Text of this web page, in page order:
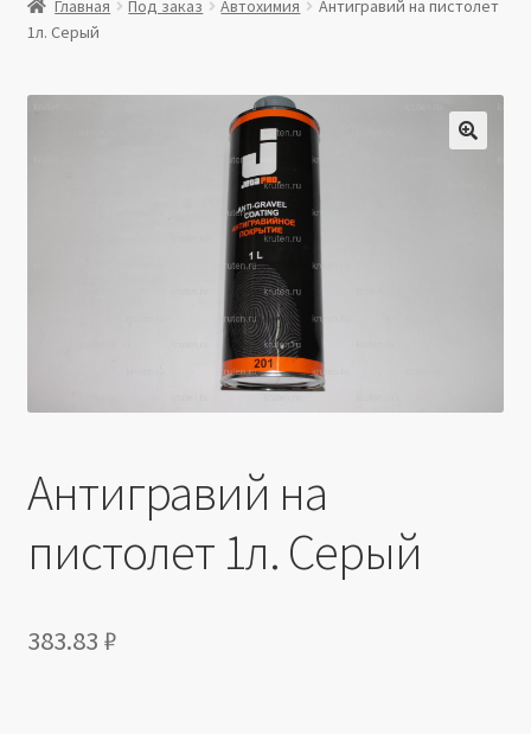
Витрина
Мой аккаунт
Политика в отношении обработки персональных
Главная Под заказ Автохимия
Антигравий на пистолет
1л. Серый
Антигравий на
пистолет 1л. Серый
383.83 ₽